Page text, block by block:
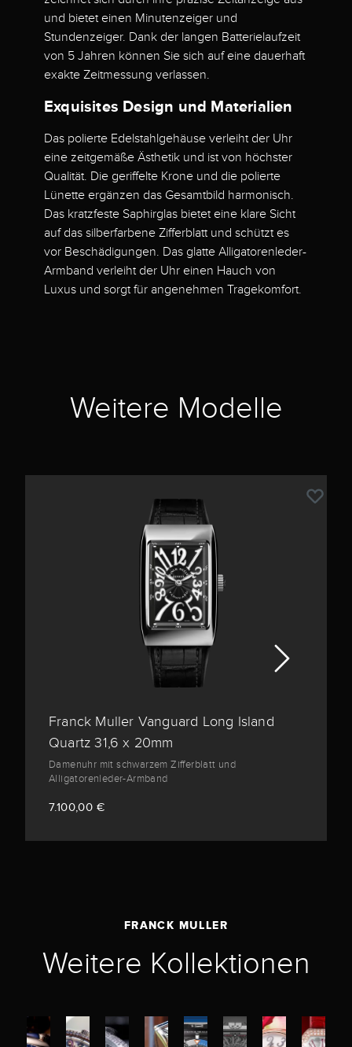
und bietet einen Minutenzeiger und
Stundenzeiger. Dank der langen Batterielaufzeit
von 5 Jahren können Sie sich auf eine dauerhaft
exakte Zeitmessung verlassen.
Exquisites Design und Materialien
Das polierte Edelstahlgehäuse verleiht der Uhr
eine zeitgemäße Ästhetik und ist von höchster
Qualität. Die geriffelte Krone und die polierte
Lünette ergänzen das Gesamtbild harmonisch.
Das kratzfeste Saphirglas bietet eine klare Sicht
auf das silberfarbene Zifferblatt und schützt es
vor Beschädigungen. Das glatte Alligatorenleder-
Armband verleiht der Uhr einen Hauch von
Luxus und sorgt für angenehmen Tragekomfort.
Weitere Modelle
Franck Muller Vanguard Long Island
Quartz 31,6 x 20mm
Damenuhr mit schwarzem Zifferblatt und
Alligatorenleder-Armband
7.100,00 €
FRANCK MULLER
Weitere Kollektionen